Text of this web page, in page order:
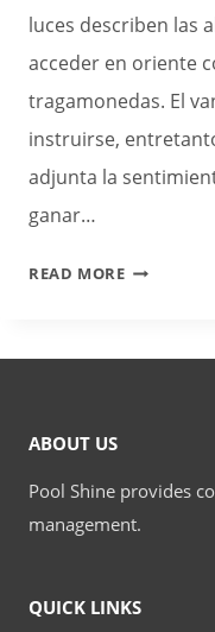
luces describen las
acceder en oriente
tragamonedas. El
instruirse,
adjunta la
ganar…
READ MOREMÁS
ONLINE
ENERO
SIN
ABOUT US
Pool Shine provides
management.
QUICK LINKS